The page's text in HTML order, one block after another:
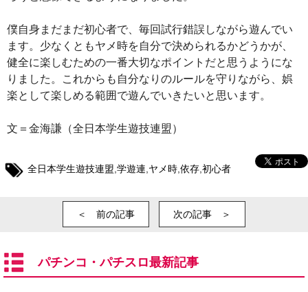
僕自身まだまだ初心者で、毎回試行錯誤しながら遊んでい
ます。少なくともヤメ時を自分で決められるかどうかが、
健全に楽しむための一番大切なポイントだと思うようにな
りました。これからも自分なりのルールを守りながら、娯
楽として楽しめる範囲で遊んでいきたいと思います。
文＝金海謙（全日本学生遊技連盟）
全日本学生遊技連盟 学遊連 ヤメ時 依存 初心者
＜ 前の記事 次の記事 ＞
パチンコ・パチスロ最新記事